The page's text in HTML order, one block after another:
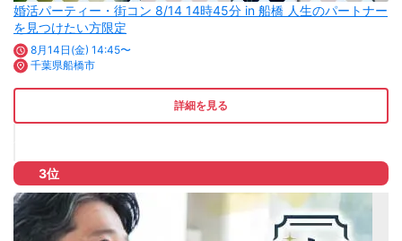
婚活パーティー・街コン 8/14 14時45分 in 船橋 人生のパートナー
を見つけたい方限定
8月14日(金) 14:45〜
千葉県船橋市
詳細を見る
3位